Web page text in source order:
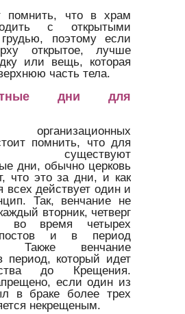
помнить, что в храм
с открытыми
поэтому если
открытое, лучше
или вещь, которая
часть тела.
дни для
помнить, что для
существуют
дни, обычно церковь
что это за дни, и как
всех действует один и
Так, венчание не
вторник, четверг
во время четырех
и в период
Также венчание
период, который идет
до Крещения.
если один из
в браке более трех
некрещеным.